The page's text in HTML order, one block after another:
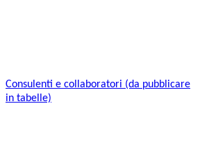
Consulenti e collaboratori (da pubblicare
in tabelle)